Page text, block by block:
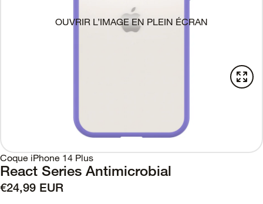
OUVRIR L’IMAGE EN PLEIN ÉCRAN
Coque iPhone 14 Plus
React Series Antimicrobial
€24,99 EUR